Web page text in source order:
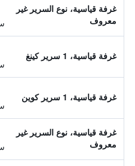
غرفة قياسية، نوع السرير غير
معروف
غرفة قياسية، 1 سرير كينغ
غرفة قياسية، 1 سرير كوين
غرفة قياسية، نوع السرير غير
معروف